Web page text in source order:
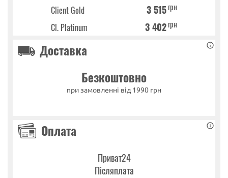
Client Gold 3 515грн
Cl. Platinum 3 402грн
Доставка
Безкоштовно
при замовленні від 1990 грн
Оплата
Приват24
Післяплата